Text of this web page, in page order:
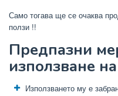
Само тогава ще се очаква
ползи !!
Предпазни
използване
Използването му е